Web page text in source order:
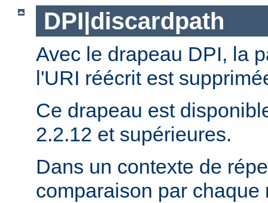
DPI|discardpath
Avec le drapeau DPI, la
l'URI réécrit est
Ce drapeau est
2.2.12 et supérieures.
Dans un contexte de
comparaison par